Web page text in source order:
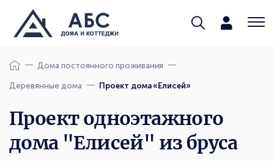
Дома постоянного проживания
Деревянные дома Проект дома «Елисей»
Проект одноэтажного
дома "Елисей" из бруса